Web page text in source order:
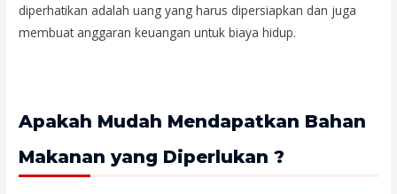
diperhatikan adalah uang yang harus dipersiapkan dan juga
membuat anggaran keuangan untuk biaya hidup.
Apakah Mudah Mendapatkan Bahan
Makanan yang Diperlukan ?